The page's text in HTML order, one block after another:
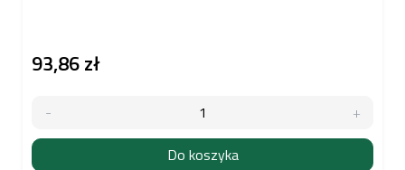
93,86 zł
Do koszyka